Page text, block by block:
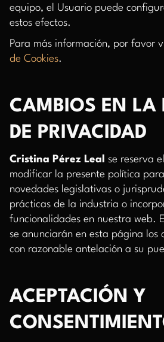
equipo, el Usuario puede
estos efectos.
Para más información, por favor
de Cookies.
CAMBIOS EN LA
DE PRIVACIDAD
Cristina Pérez Leal
se reserva
modificar la presente política
novedades legislativas o
prácticas de la industria o
funcionalidades en nuestra web.
se anunciarán en esta página los
con razonable antelación a su
ACEPTACIÓN Y